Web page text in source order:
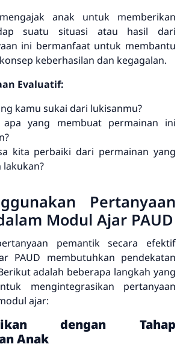
anak untuk memberikan
suatu situasi atau hasil dari
ini bermanfaat untuk membantu
keberhasilan dan kegagalan.
Evaluatif:
kamu sukai dari lukisanmu?
apa yang membuat permainan ini
kita perbaiki dari permainan yang
lakukan?
Pertanyaan
Modul Ajar PAUD
pemantik secara efektif
PAUD membutuhkan pendekatan
adalah beberapa langkah yang
mengintegrasikan pertanyaan
ajar:
dengan Tahap
Anak